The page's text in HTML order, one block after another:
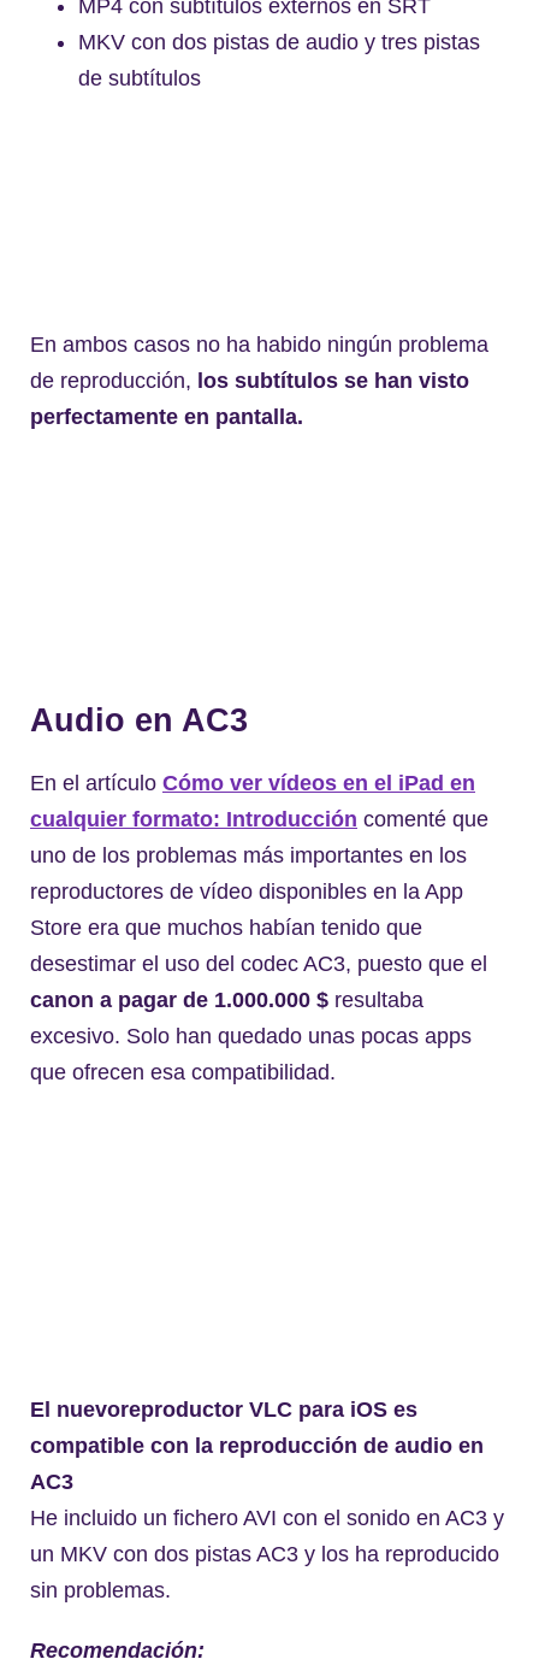
MP4 con subtítulos externos en SRT
MKV con dos pistas de audio y tres pistas
de subtítulos
En ambos casos no ha habido ningún problema
de reproducción, los subtítulos se han visto
perfectamente en pantalla.
Audio en AC3
En el artículo Cómo ver vídeos en el iPad en
cualquier formato: Introducción comenté que
uno de los problemas más importantes en los
reproductores de vídeo disponibles en la App
Store era que muchos habían tenido que
desestimar el uso del codec AC3, puesto que el
canon a pagar de 1.000.000 $ resultaba
excesivo. Solo han quedado unas pocas apps
que ofrecen esa compatibilidad.
El nuevoreproductor VLC para iOS es
compatible con la reproducción de audio en
AC3
He incluido un fichero AVI con el sonido en AC3 y
un MKV con dos pistas AC3 y los ha reproducido
sin problemas.
Recomendación: